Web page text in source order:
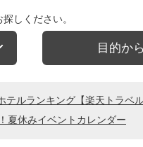
しください。
目的か
ルランキング【楽天トラベル
夏休みイベントカレンダー